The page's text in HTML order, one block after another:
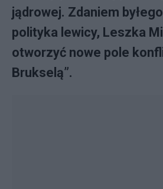
jądrowej. Zdaniem
polityka lewicy, Leszka
otworzyć nowe pole
Brukselą”.